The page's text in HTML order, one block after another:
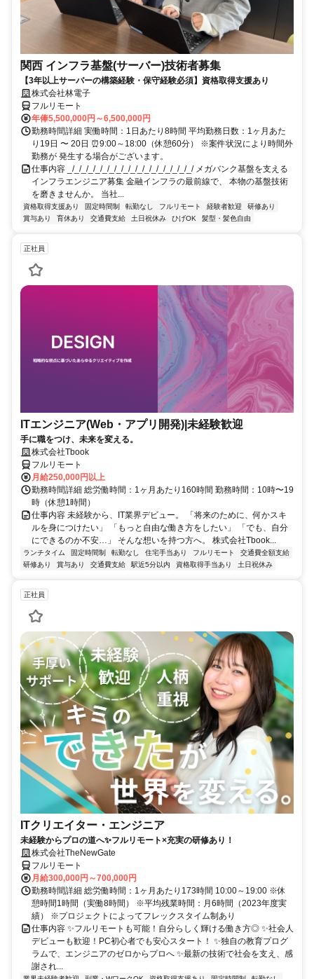
関西 インフラ基盤(サーバー)技術者募集
【3年以上サーバーの構築経験・保守経験必須】資格取得支援あり
株式会社林電子
フルリモート
年俸5,500,000円～6,500,000円
勤務時間詳細 実働時間：1日あたり8時間 平均勤務日数：1ヶ月あた
り19日 〜 20日 ⏰9:00～18:00（休憩60分） ※案件状況により時間外
勤務が 発生する場合がございます。
仕事内容 _/_/_/_/_/_/_/_/_/_/_/_/_/_/_/_/_/_/ メガバンク基盤を支える
インフラエンジニア募集 金融インフラの最前線で、 本物の基盤技術
を磨きませんか。 当社...
資格取得支援あり 固定時間制 転勤なし フルリモート 経験者歓迎
研修あり
賞与あり
育休あり 交通費支給 土日祝休み ひげOK 髪型・髪色自由
正社員
ITエンジニア(Web・アプリ開発)|未経験歓迎
手に職をつけ、未来を変える。
株式会社Tbook
フルリモート
月給250,000円以上
勤務時間詳細 総労働時間：1ヶ月あたり160時間 勤務時間：10時〜19
時（休憩1時間）
仕事内容 未経験から、IT業界デビュー。 「将来のために、何かスキ
ルを身につけたい」 「もっと自由な働き方をしたい」 「でも、自分
にできるのか不安…」 そんな想いを持つ方へ。 株式会社Tbook...
ランチタイム 固定時間制 転勤なし 住宅手当あり フルリモート
交通費全額支給
研修あり
賞与あり 交通費支給 駅近5分以内 資格取得手当あり 土日祝休み
正社員
ITクリエイター・エンジニア
未経験からプロの道へ✨フルリモート×充実の研修あり！
株式会社TheNewGate
フルリモート
月給300,000円～700,000円
勤務時間詳細 総労働時間：1ヶ月あたり173時間 10:00～19:00 ※休
憩時間1時間（実働8時間） ※平均残業時間：月6時間（2023年度実
績） ※プロジェクトによってフレックスタイム制あり
仕事内容 ✨フルリモートも可能！自分らしく輝ける働き方◎ ✨社会人
デビューも歓迎！PC初心者でも安心スタート！ ✨独自の教育プログ
ラムで、エンジニアのゼロからプロへ ✨最新の技術で社会を支え、感
謝され...